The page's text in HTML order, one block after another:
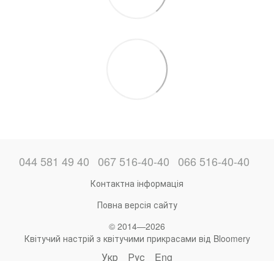
044 581 49 40 067 516-40-40 066 516-40-40
Контактна інформація
Повна версія сайту
© 2014—2026
Квітучий настрій з квітучими прикрасами від Bloomery
Укр Рус Eng